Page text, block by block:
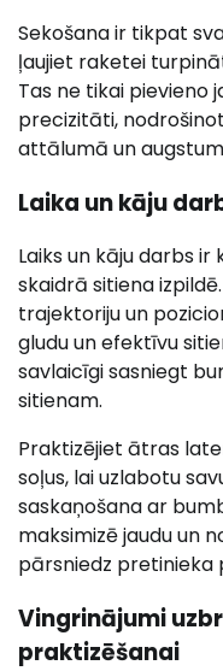
Sekošana ir tikpat
ļaujiet raketei
Tas ne tikai pievieno
precizitāti,
attālumā un
Laika un kāju
Laiks un kāju darbs
skaidrā sitiena
trajektoriju un
gludu un efektīvu
savlaicīgi sasniegt
sitienam.
Praktizējiet ātras
soļus, lai uzlabotu
saskaņošana ar
maksimizē jaudu un
pārsniedz pretinieka
Vingrinājumi
praktizēšanai